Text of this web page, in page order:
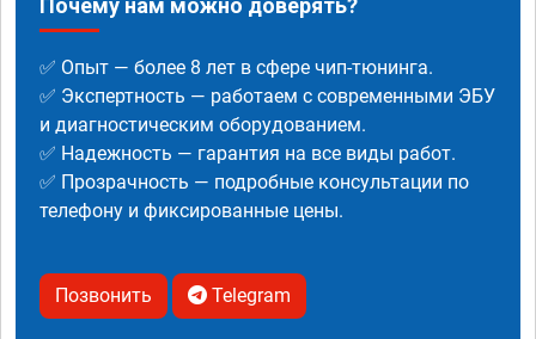
Почему нам можно доверять?
✅ Опыт — более 8 лет в сфере чип-тюнинга.
✅ Экспертность — работаем с современными ЭБУ
и диагностическим оборудованием.
✅ Надежность — гарантия на все виды работ.
✅ Прозрачность — подробные консультации по
телефону и фиксированные цены.
Позвонить Telegram